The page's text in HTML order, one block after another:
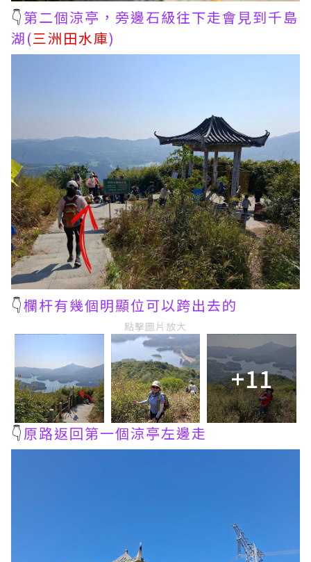
👇第二個涼亭，旁邊石級往下走會見到千島
湖(三洲田水庫)
👇欄杆有幾個明顯位可以跨出去的
點擊圖片放大
+11
👇原路返回第一個涼亭左邊走